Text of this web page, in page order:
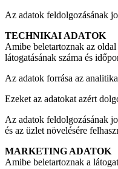
Az adatok feldolgozásának
TECHNIKAI ADATOK
Amibe beletartoznak az
látogatásának száma és
Az adatok forrása az
Ezeket az adatokat azért
Az adatok feldolgozásának
és az üzlet növelésére
MARKETING ADATOK
Amibe beletartoznak a